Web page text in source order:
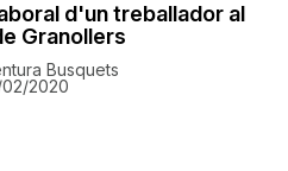
d'un treballador al
Granollers
Busquets
2020